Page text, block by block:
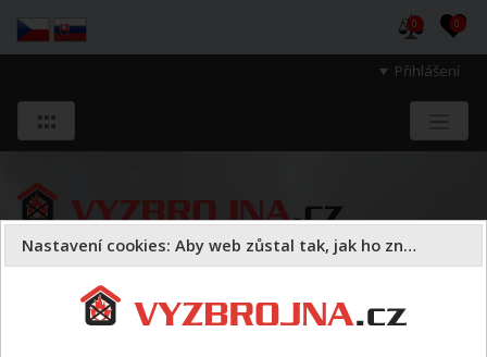
Přihlášení
0 0
Nastavení cookies: Aby web zůstal tak, jak ho znáte